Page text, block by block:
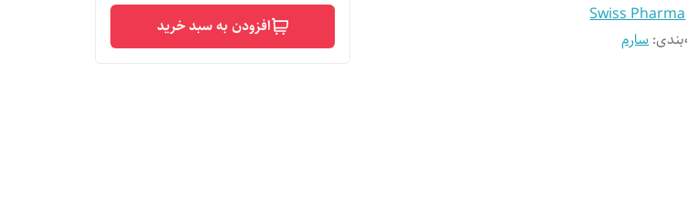
Swiss Pharma
:سارم
افزودن به سبد خرید